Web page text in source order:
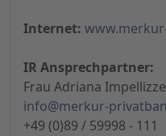
Internet:
IR Ansprechpartner:
Frau Adriana
info@merkur-
+49 (0)89 / 59998 - 111